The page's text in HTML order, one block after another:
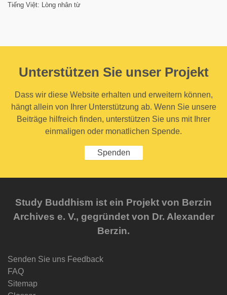
Tiếng Việt: Lòng nhân từ
Unterstützen Sie unser Projekt
Dass wir diese Website erhalten und erweitern können,
hängt allein von Ihrer Unterstützung ab. Wenn Sie unsere
Beiträge hilfreich finden, unterstützen Sie uns mit Ihrer
einmaligen oder monatlichen Spende.
Spenden
Study Buddhism ist ein Projekt von Berzin
Archives e. V., gegründet von Dr. Alexander
Berzin.
Senden Sie uns Feedback
FAQ
Sitemap